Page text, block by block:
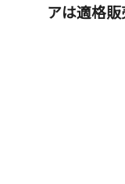
アは適格販